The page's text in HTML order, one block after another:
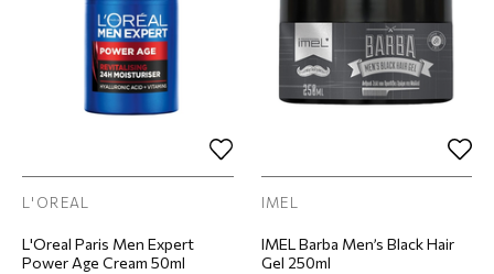
L'OREAL
L'Oreal Paris Men Expert
Power Age Cream 50ml
IMEL
IMEL Barba Men’s Black Hair
Gel 250ml